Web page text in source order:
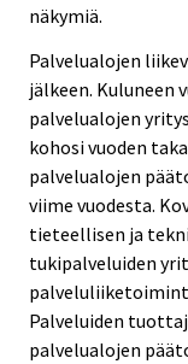
näkymiä.
Palvelualojen
jälkeen. Kuluneen
palvelualojen
kohosi vuoden
palvelualojen
viime vuodesta.
tieteellisen ja
tukipalveluiden
Palveluiden
palvelualojen